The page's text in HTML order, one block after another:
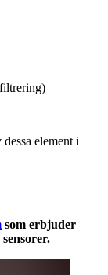
element i
som erbjuder